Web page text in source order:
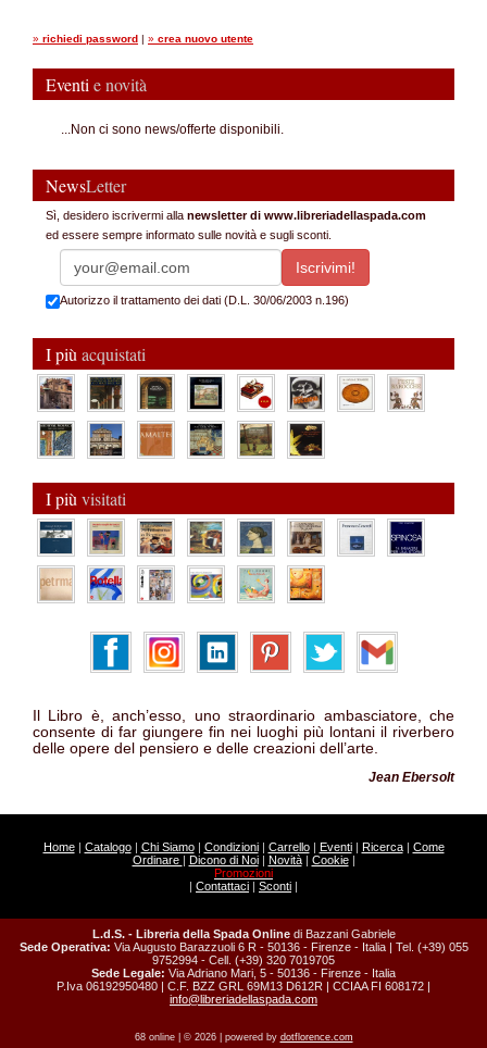
» richiedi password | » crea nuovo utente
Eventi e novità
...Non ci sono news/offerte disponibili.
NewsLetter
Sì, desidero iscrivermi alla newsletter di www.libreriadellaspada.com
ed essere sempre informato sulle novità e sugli sconti.
Autorizzo il trattamento dei dati (D.L. 30/06/2003 n.196)
I più acquistati
I più visitati
Il Libro è, anch’esso, uno straordinario ambasciatore, che
consente di far giungere fin nei luoghi più lontani il riverbero
delle opere del pensiero e delle creazioni dell’arte.
Jean Ebersolt
Home| Catalogo| Chi Siamo| Condizioni| Carrello| Eventi| Ricerca| Come
Ordinare | Dicono di Noi| Novità| Cookie|
Promozioni
| Contattaci | Sconti |
L.d.S. - Libreria della Spada Online di Bazzani Gabriele
Sede Operativa: Via Augusto Barazzuoli 6 R - 50136 - Firenze - Italia | Tel. (+39) 055
9752994 - Cell. (+39) 320 7019705
Sede Legale: Via Adriano Mari, 5 - 50136 - Firenze - Italia
P.Iva 06192950480 | C.F. BZZ GRL 69M13 D612R | CCIAA FI 608172 |
info@libreriadellaspada.com
68 online | © 2026 | powered by dotflorence.com